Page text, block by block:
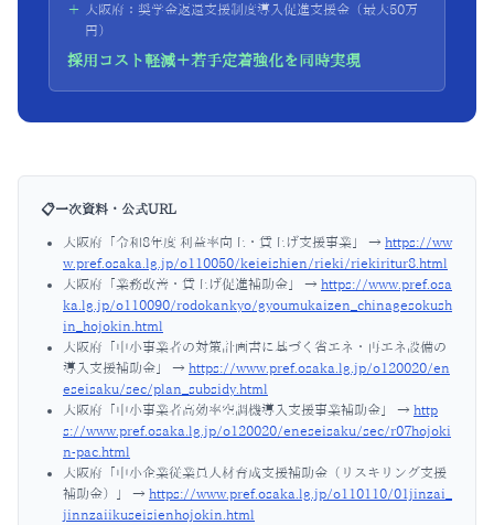
＋
大阪府：奨学金返還支援制度導入促進支援金（最大50万
円）
採用コスト軽減＋若手定着強化を同時実現
📋一次資料・公式URL
大阪府「令和8年度 利益率向上・賃上げ支援事業」 → https://ww
w.pref.osaka.lg.jp/o110050/keieishien/rieki/riekiritur8.html
大阪府「業務改善・賃上げ促進補助金」
→ https://www.pref.osa
ka.lg.jp/o110090/rodokankyo/gyoumukaizen_chinagesokush
in_hojokin.html
大阪府「中小事業者の対策計画書に基づく省エネ・再エネ設備の
導入支援補助金」
→ https://www.pref.osaka.lg.jp/o120020/en
eseisaku/sec/plan_subsidy.html
大阪府「中小事業者高効率空調機導入支援事業補助金」
→ http
s://www.pref.osaka.lg.jp/o120020/eneseisaku/sec/r07hojoki
n-pac.html
大阪府「中小企業従業員人材育成支援補助金（リスキリング支援
補助金）」
→ https://www.pref.osaka.lg.jp/o110110/01jinzai_
jinnzaiikuseisienhojokin.html